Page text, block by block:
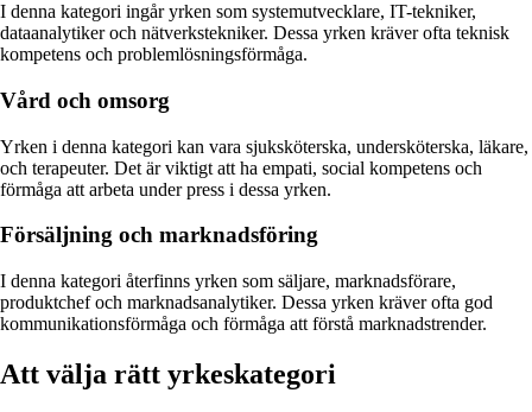
I denna kategori ingår yrken som systemutvecklare, IT-tekniker,
dataanalytiker och nätverkstekniker. Dessa yrken kräver ofta teknisk
kompetens och problemlösningsförmåga.
Vård och omsorg
Yrken i denna kategori kan vara sjuksköterska, undersköterska, läkare,
och terapeuter. Det är viktigt att ha empati, social kompetens och
förmåga att arbeta under press i dessa yrken.
Försäljning och marknadsföring
I denna kategori återfinns yrken som säljare, marknadsförare,
produktchef och marknadsanalytiker. Dessa yrken kräver ofta god
kommunikationsförmåga och förmåga att förstå marknadstrender.
Att välja rätt yrkeskategori